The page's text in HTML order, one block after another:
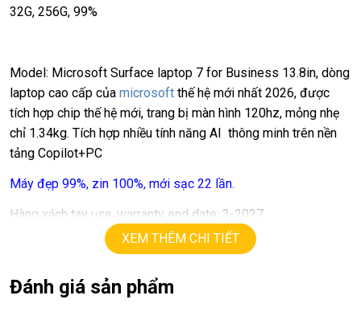
32G, 256G, 99%
Model: Microsoft Surface laptop 7 for Business 13.8in, dòng
laptop cao cấp của microsoft thế hệ mới nhất 2026, được
tích hợp chip thế hệ mới, trang bị màn hình 120hz, mỏng nhẹ
chỉ 1.34kg. Tích hợp nhiều tính năng AI thông minh trên nền
tảng Copilot+PC
Máy đẹp 99%, zin 100%, mới sạc 22 lần.
Hàng xách tay usa, warranty end date: 3-2027
+ OS windows 11
XEM THÊM CHI TIẾT
Đánh giá sản phẩm